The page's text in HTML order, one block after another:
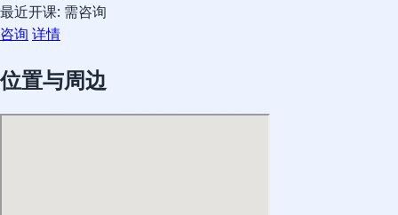
最近开课: 需咨询
咨询 详情
位置与周边